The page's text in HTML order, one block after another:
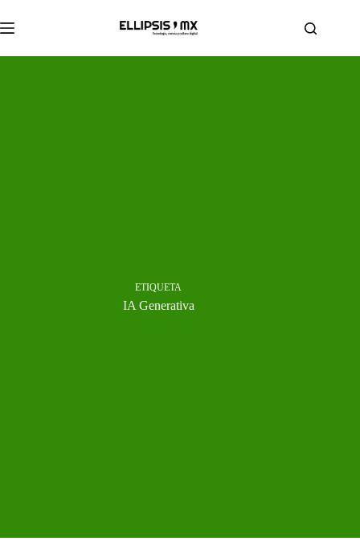
al
contenido
ETIQUETA
IA Generativa